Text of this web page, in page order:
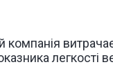
компанія
легкості